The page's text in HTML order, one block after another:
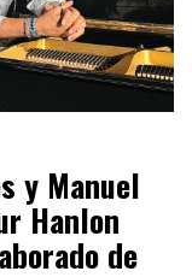
y Manuel
Hanlon
de